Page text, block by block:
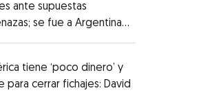
ante supuestas
se fue a Argentina
tiene ‘poco dinero’ y
para cerrar fichajes: David